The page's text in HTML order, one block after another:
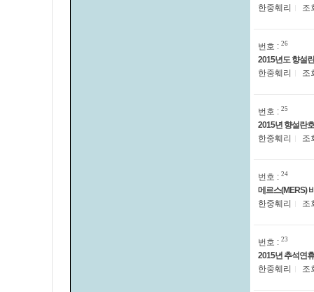
한중훼리
조
번호 : 26
2015년도 향설
한중훼리
조
번호 : 25
2015년 향설란
한중훼리
조
번호 : 24
메르스(MERS)
한중훼리
조
번호 : 23
2015년 추석연
한중훼리
조